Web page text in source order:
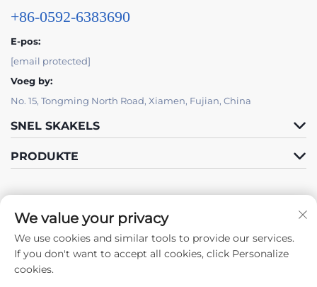
+86-0592-6383690
E-pos:
[email protected]
Voeg by:
No. 15, Tongming North Road, Xiamen, Fujian, China
SNEL SKAKELS
PRODUKTE
Volg Ons
We value your privacy
We use cookies and similar tools to provide our services.
If you don't want to accept all cookies, click Personalize
cookies.